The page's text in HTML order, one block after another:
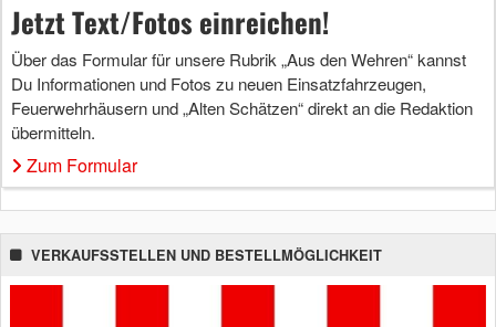
Jetzt Text/Fotos einreichen!
Über das Formular für unsere Rubrik „Aus den Wehren“ kannst
Du Informationen und Fotos zu neuen Einsatzfahrzeugen,
Feuerwehrhäusern und „Alten Schätzen“ direkt an die Redaktion
übermitteln.
Zum Formular
VERKAUFSSTELLEN UND BESTELLMÖGLICHKEIT